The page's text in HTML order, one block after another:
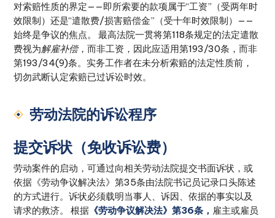
对索赔性质的界定——即所索要的款项属于“工资”（受两年时
效限制）还是“遣散费/损害赔偿金”（受十年时效限制）——
始终是争议的焦点。 最高法院一贯将第118条规定的法定遣散
费视为解雇补偿，而非工资，因此应适用第193/30条，而非
第193/34(9)条。实务工作者在未分析索赔的法定性质前，
切勿武断认定索赔已过诉讼时效。
劳动法院的诉讼程序
提交诉状（免收诉讼费）
劳动案件的启动，可通过向相关劳动法院提交书面诉状，或
依据《劳动争议解决法》第35条由法院书记员记录口头陈述
的方式进行。诉状必须载明当事人、诉因、依据的事实以及
请求的救济。 根据 《劳动争议解决法》第36条， 雇主或雇员